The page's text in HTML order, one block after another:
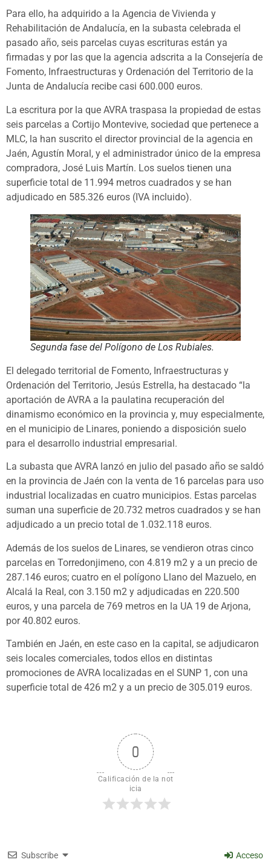
Para ello, ha adquirido a la Agencia de Vivienda y
Rehabilitación de Andalucía, en la subasta celebrada el
pasado año, seis parcelas cuyas escrituras están ya
firmadas y por las que la agencia adscrita a la Consejería de
Fomento, Infraestructuras y Ordenación del Territorio de la
Junta de Andalucía recibe casi 600.000 euros.
La escritura por la que AVRA traspasa la propiedad de estas
seis parcelas a Cortijo Montevive, sociedad que pertenece a
MLC, la han suscrito el director provincial de la agencia en
Jaén, Agustín Moral, y el administrador único de la empresa
compradora, José Luis Martín. Los suelos tienen una
superficie total de 11.994 metros cuadrados y se han
adjudicado en 585.326 euros (IVA incluido).
Segunda fase del Polígono de Los Rubiales.
El delegado territorial de Fomento, Infraestructuras y
Ordenación del Territorio, Jesús Estrella, ha destacado “la
aportación de AVRA a la paulatina recuperación del
dinamismo económico en la provincia y, muy especialmente,
en el municipio de Linares, poniendo a disposición suelo
para el desarrollo industrial empresarial.
La subasta que AVRA lanzó en julio del pasado año se saldó
en la provincia de Jaén con la venta de 16 parcelas para uso
industrial localizadas en cuatro municipios. Estas parcelas
suman una superficie de 20.732 metros cuadrados y se han
adjudicado a un precio total de 1.032.118 euros.
Además de los suelos de Linares, se vendieron otras cinco
parcelas en Torredonjimeno, con 4.819 m2 y a un precio de
287.146 euros; cuatro en el polígono Llano del Mazuelo, en
Alcalá la Real, con 3.150 m2 y adjudicadas en 220.500
euros, y una parcela de 769 metros en la UA 19 de Arjona,
por 40.802 euros.
También en Jaén, en este caso en la capital, se adjudicaron
seis locales comerciales, todos ellos en distintas
promociones de AVRA localizadas en el SUNP 1, con una
superficie total de 426 m2 y a un precio de 305.019 euros.
0
Calificación de la not
icia
Subscribe Acceso